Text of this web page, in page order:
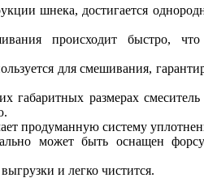
шнека, достигается
происходит быстро,
для смешивания,
габаритных размерах смеситель
продуманную систему
может быть оснащен
и легко чистится.